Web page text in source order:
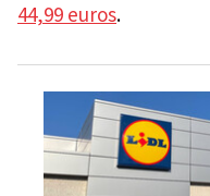
44,99 euros.